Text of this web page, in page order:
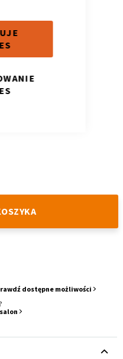
dostępne możliwości
Półka i szafka wisząca
Wszystkie meble